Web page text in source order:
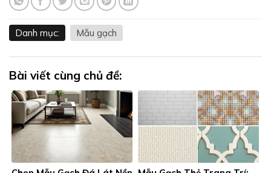
Danh mục: Mẫu gạch
Bài viết cùng chủ đề: